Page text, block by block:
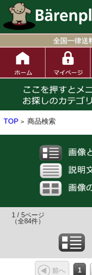
全国一律送
TOP > 商品検索
1 / 5ページ
（全84件）
前へ 1